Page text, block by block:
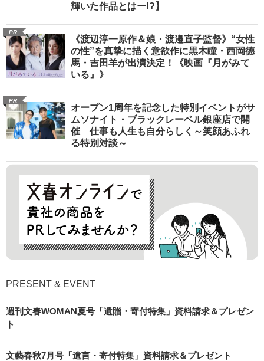
輝いた作品とはー!?】
PR
《渡辺淳一原作＆娘・渡邉直子監督》“女性
の性”を真摯に描く意欲作に黒木瞳・西岡德
馬・吉田羊が出演決定！《映画『月がみて
いる』》
PR
オープン1周年を記念した特別イベントがサ
ムソナイト・ブラックレーベル銀座店で開
催 仕事も人生も自分らしく～笑顔あふれ
る特別対談～
PRESENT & EVENT
週刊文春WOMAN夏号「遺贈・寄付特集」資料請求＆プレゼン
ト
文藝春秋7月号「遺言・寄付特集」資料請求＆プレゼント